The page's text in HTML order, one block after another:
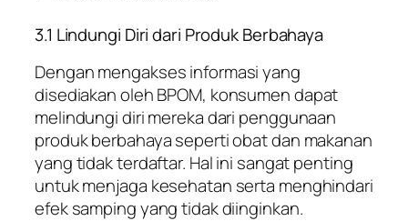
3.1 Lindungi Diri dari Produk Berbahaya
Dengan mengakses informasi yang
disediakan oleh BPOM, konsumen dapat
melindungi diri mereka dari penggunaan
produk berbahaya seperti obat dan makanan
yang tidak terdaftar. Hal ini sangat penting
untuk menjaga kesehatan serta menghindari
efek samping yang tidak diinginkan.